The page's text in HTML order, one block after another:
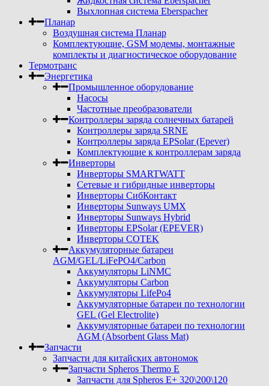
Выхлопная система Eberspacher
Планар
Воздушная система Планар
Комплектующие, GSM модемы, монтажные
комплекты и диагностическое оборудование
Термотранс
Энергетика
Промышленное оборудование
Насосы
Частотные преобразователи
Контроллеры заряда солнечных батарей
Контроллеры заряда SRNE
Контроллеры заряда EPSolar (Epever)
Комплектующие к контроллерам заряда
Инверторы
Инверторы SMARTWATT
Сетевые и гибридные инверторы
Инверторы СибКонтакт
Инверторы Sunways UMX
Инверторы Sunways Hybrid
Инверторы EPSolar (EPEVER)
Инверторы COTEK
Аккумуляторные батареи
AGM/GEL/LiFePO4/Carbon
Аккумуляторы LiNMC
Аккумуляторы Carbon
Аккумуляторы LifePo4
Аккумуляторные батареи по технологии
GEL (Gel Electrolite)
Аккумуляторные батареи по технологии
AGM (Absorbent Glass Mat)
Запчасти
Запчасти для китайских автономок
Запчасти Spheros Thermo E
Запчасти для Spheros E+ 320\200\120